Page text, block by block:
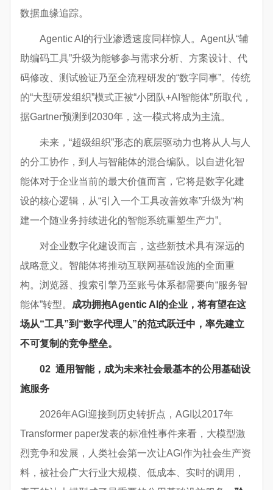
数据血缘追踪。
Agentic AI的行业渗透速度同样惊人。Agent从“辅
助编码工具”升级为能够参与需求分析、方案设计、代
码修改、测试验证乃至全流程研发的“数字同事”。传统
的“大型研发组织”模式正被“小团队+AI智能体”所取代，
据Gartner预测到2030年，这一模式将成为主流。
未来，“超级组织”形态的底层驱动力也将从人与人
的分工协作，到人与智能体的混合编队。以自进化智
能体对于企业当前的最大价值而言，它将是数字化建
设的核心逻辑，从“引入一个工具改善效率”升级为“构
建一个随业务持续进化的智能系统重塑生产力”。
对企业数字化建设而言，这些新技术具有深远的
战略意义。智能体将推动互联网基础设施的全面重
构。浏览器、搜索引擎乃至账号体系都需要向“服务智
能体”转型。 成功拥抱Agentic AI 的企业，将有望在这
场从“工具”到“数字代理人”的范式跃迁中，率先建立
不可复制的竞争壁垒。
02 通用智能，成为未来社会最基本的公用基础设
施服务
2026年AGI迎接到历史转折点，AGI以2017年
Transformer paper发表的标准性事件来看，大模型激
烈竞争和发展，人类社会第一次让AGI作为社会生产资
料，被社会广大行业大规模、低成本、实时的调用，